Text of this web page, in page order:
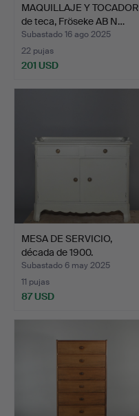
MAQUILLAJE Y TOCADOR
de teca, Fröseke AB N…
Subastado 16 ago 2025
22 pujas
201 USD
MESA DE SERVICIO,
década de 1900.
Subastado 6 may 2025
11 pujas
87 USD